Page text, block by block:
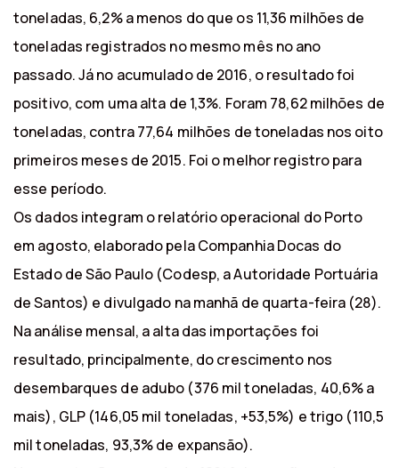
toneladas, 6,2% a menos do que os 11,36 milhões de
toneladas registrados no mesmo mês no ano
passado. Já no acumulado de 2016, o resultado foi
positivo, com uma alta de 1,3%. Foram 78,62 milhões de
toneladas, contra 77,64 milhões de toneladas nos oito
primeiros meses de 2015. Foi o melhor registro para
esse período.
Os dados integram o relatório operacional do Porto
em agosto, elaborado pela Companhia Docas do
Estado de São Paulo (Codesp, a Autoridade Portuária
de Santos) e divulgado na manhã de quarta-feira (28).
Na análise mensal, a alta das importações foi
resultado, principalmente, do crescimento nos
desembarques de adubo (376 mil toneladas, 40,6% a
mais), GLP (146,05 mil toneladas, +53,5%) e trigo (110,5
mil toneladas, 93,3% de expansão).